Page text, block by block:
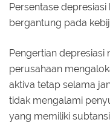
Persentase
bergantung pada
Pengertian
perusahaan
aktiva tetap selama
tidak mengalami
yang memiliki